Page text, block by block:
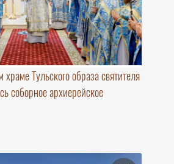
Тульского образа святителя
соборное архиерейское